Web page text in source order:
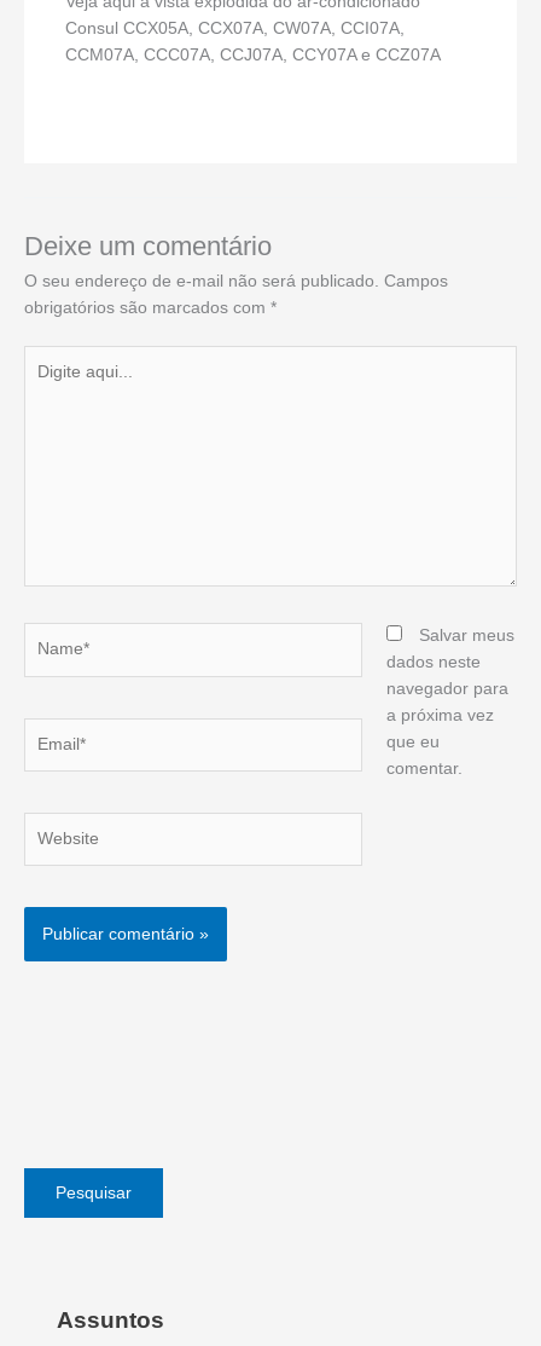
Pesquisar
Assuntos
Consul CCX05A, CCX07A, CW07A, CCI07A,
CCM07A, CCC07A, CCJ07A, CCY07A e CCZ07A
Deixe um comentário
O seu endereço de e-mail não será publicado. Campos
obrigatórios são marcados com *
aqui...
Salvar meus
dados neste
navegador para
a próxima vez
que eu
comentar.